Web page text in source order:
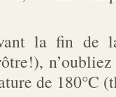
la fin de
de 180°C